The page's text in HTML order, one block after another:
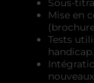
Sous-
Mise en
Tests
handicap.